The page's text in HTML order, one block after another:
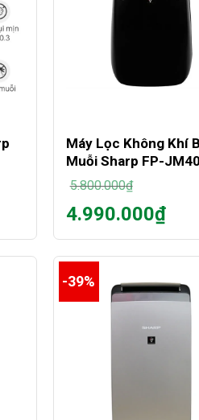
Máy Lọc Không Khí
Muỗi Sharp FP-
5.800.000₫
Giá
gốc
là:
4.990.000₫
tại
là:
4.990.000₫.
-39%